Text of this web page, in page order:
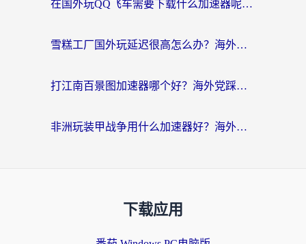
在国外玩QQ飞车需要下载什么加速器呢？海外党亲测有效的国服游戏加速指南
雪糕工厂国外玩延迟很高怎么办？海外玩家国服游戏加速终极攻略（附实测推荐）
打江南百景图加速器哪个好？海外党踩坑N次后，终于找到不卡的秘诀
非洲玩装甲战争用什么加速器好？海外党亲测有效的国服游戏加速方案
下载应用